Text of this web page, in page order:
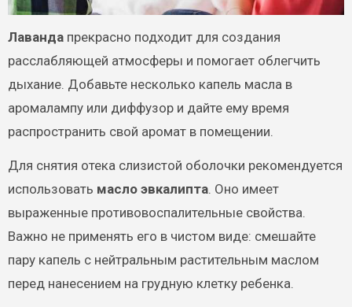
Лавандапрекрасно подходит для создания
расслабляющей атмосферы и помогает облегчить
дыхание. Добавьте несколько капель масла в
аромалампу или диффузор и дайте ему время
распространить свой аромат в помещении.
Для снятия отека слизистой оболочки рекомендуется
использовать масло эвкалипта. Оно имеет
выраженные противовоспалительные свойства.
Важно не применять его в чистом виде: смешайте
пару капель с нейтральным растительным маслом
перед нанесением на грудную клетку ребенка.